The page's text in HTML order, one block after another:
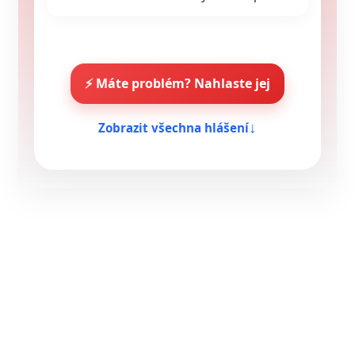
⚡ Máte problém? Nahlaste jej
Zobrazit všechna hlášení↓